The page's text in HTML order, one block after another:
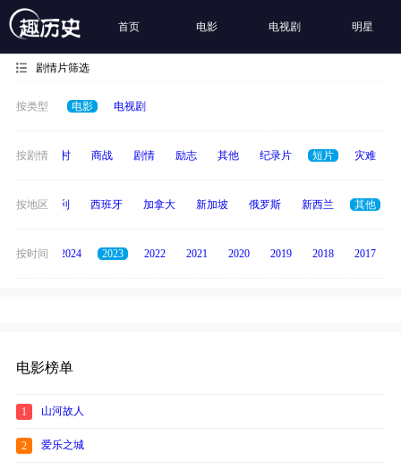
首页 电影 电视剧 明星
剧情片筛选
按类型 电影 电视剧
按剧情
历史 乡村 商战 剧情 励志 其他 纪录片 短片 灾难
按地区
度 意大利 西班牙 加拿大 新加坡 俄罗斯 新西兰 其他
按时间
2025 2024 2023 2022 2021 2020 2019 2018 2017
电影榜单
1 山河故人
2 爱乐之城